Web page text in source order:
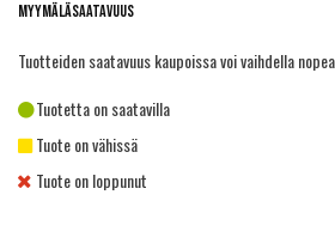
Myymäläsaatavuus
Tuotteiden saatavuus kaupoissa voi vaihdella
Tuotetta on saatavilla
Tuote on vähissä
Tuote on loppunut